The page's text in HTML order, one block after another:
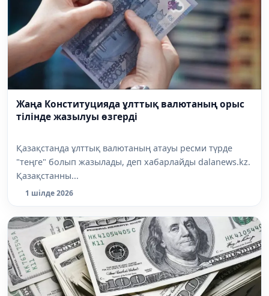
Жаңа Конституцияда ұлттық валютаның орыс
тілінде жазылуы өзгерді
Қазақстанда ұлттық валютаның атауы ресми түрде
"теңге" болып жазылады, деп хабарлайды dalanews.kz.
Қазақстанны...
1 шілде 2026